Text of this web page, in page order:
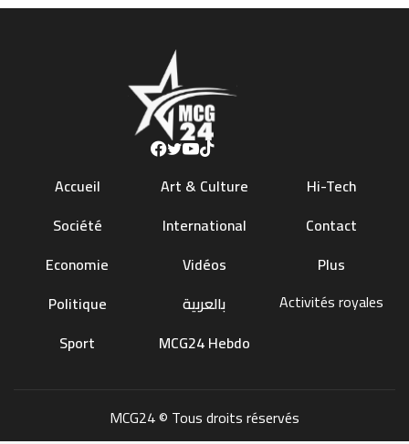
Accueil
Société
Economie
Politique
Sport
Art & Culture
International
Vidéos
بالعربية
MCG24 Hebdo
Hi-Tech
Contact
Plus
Activités royales
MCG24 © Tous droits réservés